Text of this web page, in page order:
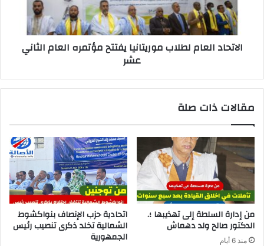
الاتحاد العام لطلاب موريتانيا يفتتح مؤتمره العام الثاني
عشر
مقالات ذات صلة
من إدارة السلطة إلى تهذيبها ؛.
الدكتور صالح ولد دهماش
منذ 6 أيام
اتحادية حزب الإنصاف بنواكشوط
الشمالية تخلد ذكرى تنصيب رئيس
الجمهورية